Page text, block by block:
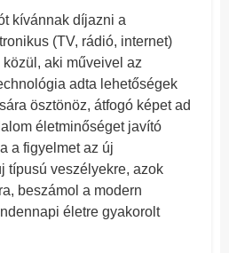
kívánnak díjazni a
(TV, rádió, internet)
aki műveivel az
adta lehetőségek
ösztönöz, átfogó képet ad
életminőséget javító
a figyelmet az új
típusú veszélyekre, azok
beszámol a modern
életre gyakorolt